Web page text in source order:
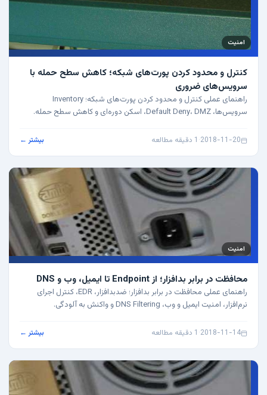
امنیت
کنترل و محدود کردن پورت‌های شبکه؛ کاهش سطح حمله با
سرویس‌های ضروری
راهنمای عملی کنترل و محدود کردن پورت‌های شبکه؛ Inventory
سرویس‌ها، Default Deny، DMZ، اسکن دوره‌ای و کاهش سطح حمله.
2018-11-20
· 1 دقیقه مطالعه بیشتر ←
امنیت
محافظت در برابر بدافزار؛ از Endpoint تا ایمیل، وب و DNS
راهنمای عملی محافظت در برابر بدافزار؛ ضدبدافزار، EDR، کنترل اجرای
نرم‌افزار، امنیت ایمیل و وب، DNS Filtering و واکنش به آلودگی.
2018-11-14
· 1 دقیقه مطالعه بیشتر ←